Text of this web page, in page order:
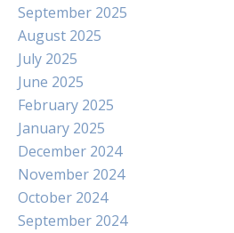
September 2025
August 2025
July 2025
June 2025
February 2025
January 2025
December 2024
November 2024
October 2024
September 2024